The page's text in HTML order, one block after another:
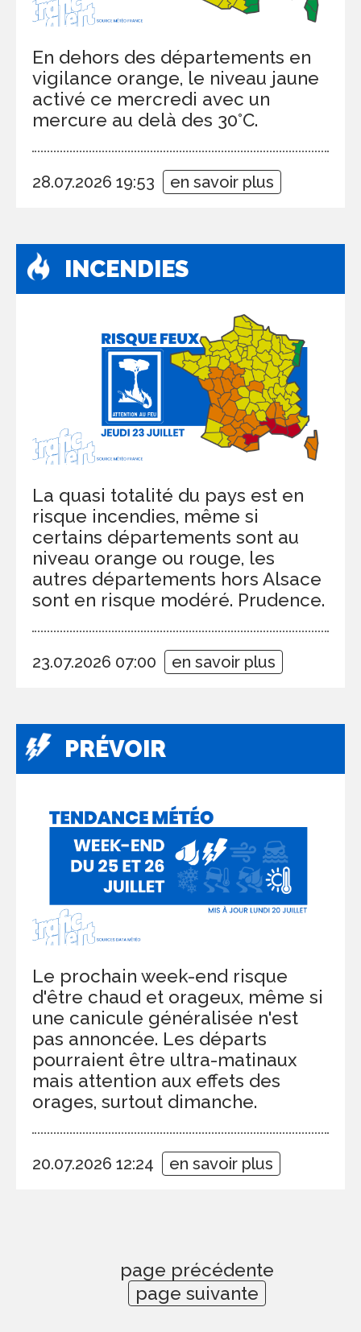
En dehors des départements en
vigilance orange, le niveau jaune
activé ce mercredi avec un
mercure au delà des 30°C.
28.07.2026 19:53 en savoir plus
INCENDIES
La quasi totalité du pays est en
risque incendies, même si
certains départements sont au
niveau orange ou rouge, les
autres départements hors Alsace
sont en risque modéré. Prudence.
23.07.2026 07:00 en savoir plus
PRÉVOIR
Le prochain week-end risque
d'être chaud et orageux, même si
une canicule généralisée n'est
pas annoncée. Les départs
pourraient être ultra-matinaux
mais attention aux effets des
orages, surtout dimanche.
20.07.2026 12:24 en savoir plus
page précédente
page suivante